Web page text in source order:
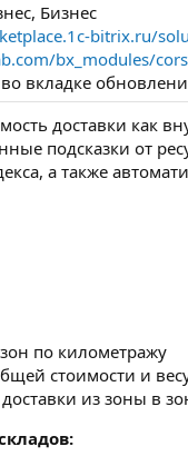
Бизнес
bitrix.ru/
bx_modules/
вкладке
доставки как
подсказки от
а также
по километражу
стоимости и
из зоны в